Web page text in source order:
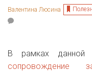
Валентина Люсина
В рамках данной
сопровождение